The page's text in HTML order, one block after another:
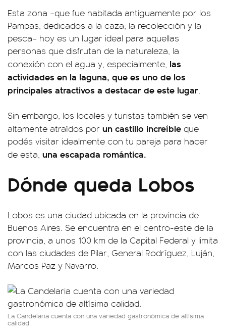
Esta zona –que fue habitada antiguamente por los
Pampas, dedicados a la caza, la recolección y la
pesca– hoy es un lugar ideal para aquellas
personas que disfrutan de la naturaleza, la
conexión con el agua y, especialmente, las
actividades en la laguna, que es uno de los
principales atractivos a destacar de este lugar.
Sin embargo, los locales y turistas también se ven
altamente atraídos por un castillo increíble que
podés visitar idealmente con tu pareja para hacer
de esta, una escapada romántica.
Dónde queda Lobos
Lobos es una ciudad ubicada en la provincia de
Buenos Aires. Se encuentra en el centro-este de la
provincia, a unos 100 km de la Capital Federal y limita
con las ciudades de Pilar, General Rodríguez, Luján,
Marcos Paz y Navarro.
La Candelaria cuenta con una variedad gastronómica de altísima
calidad.